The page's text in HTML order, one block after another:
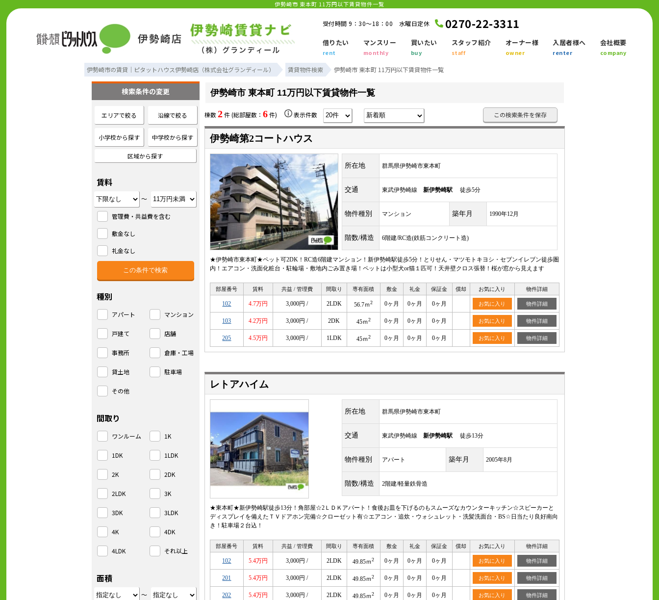
伊勢崎市 東本町 11万円以下賃貸物件一覧
受付時間 9：30～18：00 水曜日定休 0270-22-3311
借りたい
rent
マンスリー
monthly
買いたい
buy
スタッフ紹介
staff
オーナー様
owner
入居者様へ
renter
会社概要
company
伊勢崎市の賃貸｜ピタットハウス伊勢崎店（株式会社グランディール） 賃貸物件検索 伊勢崎市 東本町 11万円以下賃貸物件一覧
伊勢崎市 東本町 11万円以下賃貸物件一覧
棟数2件 (総部屋数： 6件) 表示件数 この検索条件を保存
伊勢崎第2コートハウス
所在地 群馬県伊勢崎市東本町
交通 東武伊勢崎線 新伊勢崎駅徒歩5分
物件種別 マンション 築年月 1990年12月
階数/構造 6階建/RC造(鉄筋コンクリート造)
★伊勢崎市東本町★ペット可2DK！RC造6階建マンション！新伊勢崎駅徒歩5分！とりせん・マツモトキヨシ・セブンイレブン徒歩圏
内！エアコン・洗面化粧台・駐輪場・敷地内ごみ置き場！ペットは小型犬or猫１匹可！天井壁クロス張替！桜が窓から見えます
部屋番号 賃料 共益 / 管理費 間取り 専有面積 敷金 礼金 保証金 償却 お気に入り 物件詳細
102 4.7万円 3,000円 / 2LDK 56.7ｍ2 0ヶ月 0ヶ月 0ヶ月 お気に入り 物件詳細
103 4.2万円 3,000円 / 2DK 45ｍ2 0ヶ月 0ヶ月 0ヶ月 お気に入り 物件詳細
205 4.5万円 3,000円 / 1LDK 45ｍ2 0ヶ月 0ヶ月 0ヶ月 お気に入り 物件詳細
レトアハイム
所在地 群馬県伊勢崎市東本町
交通 東武伊勢崎線 新伊勢崎駅徒歩13分
物件種別 アパート 築年月 2005年8月
階数/構造 2階建/軽量鉄骨造
★東本町★新伊勢崎駅徒歩13分！角部屋☆2ＬＤＫアパート！食後お皿を下げるのもスムーズなカウンターキッチン☆スピーカーと
ディスプレイを備えたＴＶドアホン完備☆クローゼット有☆エアコン・追炊・ウォシュレット・洗髪洗面台・BS☆日当たり良好南向
き！駐車場２台込！
部屋番号 賃料 共益 / 管理費 間取り 専有面積 敷金 礼金 保証金 償却 お気に入り 物件詳細
102 5.4万円 3,000円 / 2LDK 49.85ｍ2 0ヶ月 0ヶ月 0ヶ月 お気に入り 物件詳細
201 5.4万円 3,000円 / 2LDK 49.85ｍ2 0ヶ月 0ヶ月 0ヶ月 お気に入り 物件詳細
202 5.4万円 3,000円 / 2LDK 49.85ｍ2 0ヶ月 0ヶ月 0ヶ月 お気に入り 物件詳細
検索条件の変更
エリアで絞る 沿線で絞る
小学校から探す 中学校から探す
区域から探す
賃料
～
管理費・共益費を含む
敷金なし
礼金なし
種別
アパート マンション
戸建て 店舗
事務所 倉庫・工場
貸土地 駐車場
その他
間取り
ワンルーム 1K
1DK 1LDK
2K 2DK
2LDK 3K
3DK 3LDK
4K 4DK
4LDK それ以上
面積
～